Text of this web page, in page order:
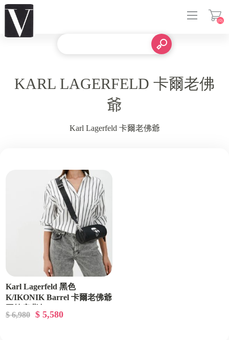
(0)
KARL LAGERFELD 卡爾老佛
爺
Karl Lagerfeld 卡爾老佛爺
Karl Lagerfeld 黑色
K/IKONIK Barrel 卡爾老佛爺
$ 6,980 $ 5,580